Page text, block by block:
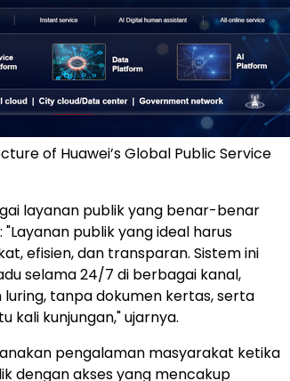
of Huawei’s Global Public Service
layanan publik yang benar-benar
publik yang ideal harus
efisien, dan transparan. Sistem ini
selama 24/7 di berbagai kanal,
tanpa dokumen kertas, serta
kali kunjungan," ujarnya.
pengalaman masyarakat ketika
dengan akses yang mencakup